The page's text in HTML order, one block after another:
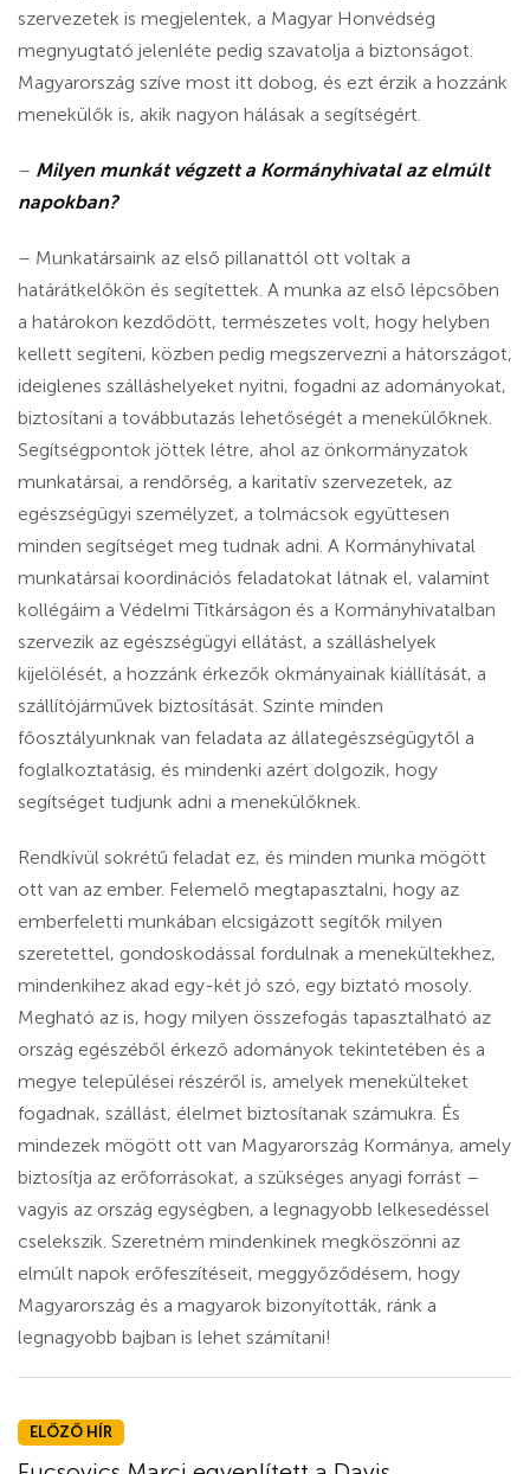
szervezetek is megjelentek, a Magyar Honvédség
megnyugtató jelenléte pedig szavatolja a biztonságot.
Magyarország szíve most itt dobog, és ezt érzik a hozzánk
menekülők is, akik nagyon hálásak a segítségért.
– Milyen munkát végzett a Kormányhivatal az elmúlt
napokban?
– Munkatársaink az első pillanattól ott voltak a
határátkelőkön és segítettek. A munka az első lépcsőben
a határokon kezdődött, természetes volt, hogy helyben
kellett segíteni, közben pedig megszervezni a hátországot,
ideiglenes szálláshelyeket nyitni, fogadni az adományokat,
biztosítani a továbbutazás lehetőségét a menekülőknek.
Segítségpontok jöttek létre, ahol az önkormányzatok
munkatársai, a rendőrség, a karitatív szervezetek, az
egészségügyi személyzet, a tolmácsok együttesen
minden segítséget meg tudnak adni. A Kormányhivatal
munkatársai koordinációs feladatokat látnak el, valamint
kollégáim a Védelmi Titkárságon és a Kormányhivatalban
szervezik az egészségügyi ellátást, a szálláshelyek
kijelölését, a hozzánk érkezők okmányainak kiállítását, a
szállítójárművek biztosítását. Szinte minden
főosztályunknak van feladata az állategészségügytől a
foglalkoztatásig, és mindenki azért dolgozik, hogy
segítséget tudjunk adni a menekülőknek.
Rendkívül sokrétű feladat ez, és minden munka mögött
ott van az ember. Felemelő megtapasztalni, hogy az
emberfeletti munkában elcsigázott segítők milyen
szeretettel, gondoskodással fordulnak a menekültekhez,
mindenkihez akad egy-két jó szó, egy biztató mosoly.
Megható az is, hogy milyen összefogás tapasztalható az
ország egészéből érkező adományok tekintetében és a
megye települései részéről is, amelyek menekülteket
fogadnak, szállást, élelmet biztosítanak számukra. És
mindezek mögött ott van Magyarország Kormánya, amely
biztosítja az erőforrásokat, a szükséges anyagi forrást –
vagyis az ország egységben, a legnagyobb lelkesedéssel
cselekszik. Szeretném mindenkinek megköszönni az
elmúlt napok erőfeszítéseit, meggyőződésem, hogy
Magyarország és a magyarok bizonyították, ránk a
legnagyobb bajban is lehet számítani!
ELŐZŐ HÍR